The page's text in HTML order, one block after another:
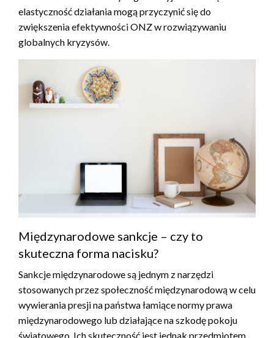
elastyczność działania mogą przyczynić się do
zwiększenia efektywności ONZ w rozwiązywaniu
globalnych kryzysów.
Międzynarodowe sankcje – czy to
skuteczna forma nacisku?
Sankcje międzynarodowe są jednym z narzędzi
stosowanych przez społeczność międzynarodową w celu
wywierania presji na państwa łamiące normy prawa
międzynarodowego lub działające na szkodę pokoju
światowego. Ich skuteczność jest jednak przedmiotem